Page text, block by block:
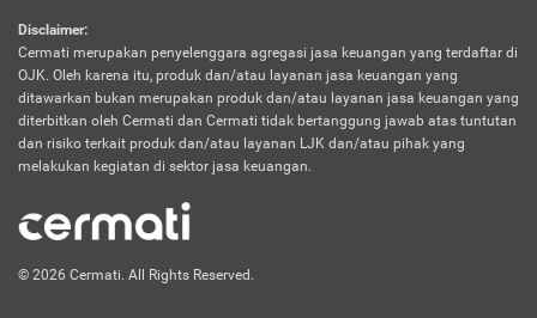
Disclaimer:
Cermati merupakan penyelenggara agregasi jasa keuangan yang terdaftar di
OJK. Oleh karena itu, produk dan/atau layanan jasa keuangan yang
ditawarkan bukan merupakan produk dan/atau layanan jasa keuangan yang
diterbitkan oleh Cermati dan Cermati tidak bertanggung jawab atas tuntutan
dan risiko terkait produk dan/atau layanan LJK dan/atau pihak yang
melakukan kegiatan di sektor jasa keuangan.
© 2026 Cermati. All Rights Reserved.